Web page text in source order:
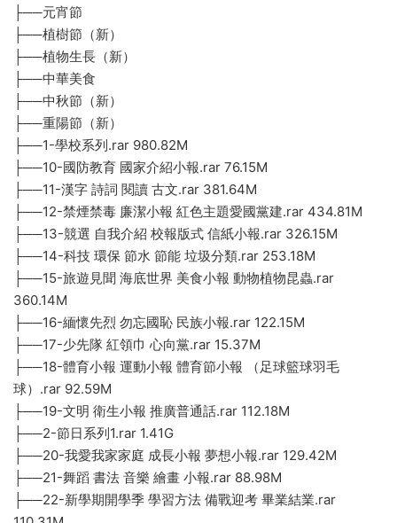
├──元宵節
├──植樹節（新）
├──植物生長（新）
├──中華美食
├──中秋節（新）
├──重陽節（新）
├──1-學校系列.rar 980.82M
├──10-國防教育 國家介紹小報.rar 76.15M
├──11-漢字 詩詞 閱讀 古文.rar 381.64M
├──12-禁煙禁毒 廉潔小報 紅色主題愛國黨建.rar 434.81M
├──13-競選 自我介紹 校報版式 信紙小報.rar 326.15M
├──14-科技 環保 節水 節能 垃圾分類.rar 253.18M
├──15-旅遊見聞 海底世界 美食小報 動物植物昆蟲.rar
360.14M
├──16-緬懷先烈 勿忘國恥 民族小報.rar 122.15M
├──17-少先隊 紅領巾 心向黨.rar 15.37M
├──18-體育小報 運動小報 體育節小報 （足球籃球羽毛
球）.rar 92.59M
├──19-文明 衛生小報 推廣普通話.rar 112.18M
├──2-節日系列1.rar 1.41G
├──20-我愛我家家庭 成長小報 夢想小報.rar 129.42M
├──21-舞蹈 書法 音樂 繪畫 小報.rar 88.98M
├──22-新學期開學季 學習方法 備戰迎考 畢業結業.rar